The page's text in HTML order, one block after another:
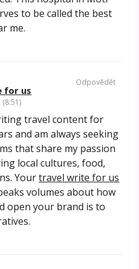
to be called the best
me.
for us
(8:51)
travel content for
and am always seeking
that share my passion
local cultures, food,
Yourtravel write for us
volumes about how
open your brand is to
Odpovědět